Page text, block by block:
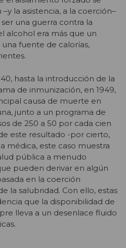
la asistencia, a la coerción–
una guerra contra la
alcohol era más que un
fuente de calorías,
hasta la introducción de la
de inmunización, en 1949,
causa de muerte en
junto a un programa de
de 250 a 50 por cada cien
este resultado -por cierto,
médica, este caso muestra
pública a menudo
pueden derivar en algún
en la coerción
la salubridad. Con ello, estas
que la disponibilidad de
lleva a un desenlace fluido